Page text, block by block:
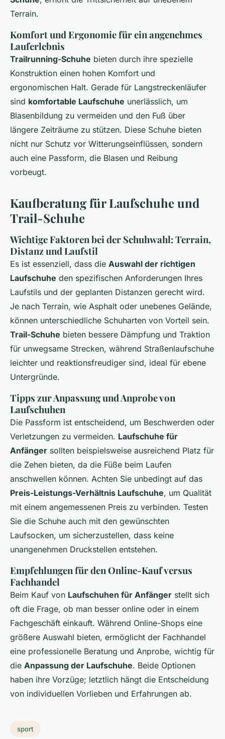
Terrain.
Komfort und Ergonomie für ein angenehmes
Lauferlebnis
Trailrunning-Schuhe bieten durch ihre spezielle
Konstruktion einen hohen Komfort und
ergonomischen Halt. Gerade für Langstreckenläufer
sind komfortable Laufschuhe unerlässlich, um
Blasenbildung zu vermeiden und den Fuß über
längere Zeiträume zu stützen. Diese Schuhe bieten
nicht nur Schutz vor Witterungseinflüssen, sondern
auch eine Passform, die Blasen und Reibung
vorbeugt.
Kaufberatung für Laufschuhe und
Trail-Schuhe
Wichtige Faktoren bei der Schuhwahl: Terrain,
Distanz und Laufstil
Es ist essenziell, dass die Auswahl der richtigen
Laufschuhe den spezifischen Anforderungen Ihres
Laufstils und der geplanten Distanzen gerecht wird.
Je nach Terrain, wie Asphalt oder unebenes Gelände,
können unterschiedliche Schuharten von Vorteil sein.
Trail-Schuhe bieten bessere Dämpfung und Traktion
für unwegsame Strecken, während Straßenlaufschuhe
leichter und reaktionsfreudiger sind, ideal für ebene
Untergründe.
Tipps zur Anpassung und Anprobe von
Laufschuhen
Die Passform ist entscheidend, um Beschwerden oder
Verletzungen zu vermeiden. Laufschuhe für
Anfänger sollten beispielsweise ausreichend Platz für
die Zehen bieten, da die Füße beim Laufen
anschwellen können. Achten Sie unbedingt auf das
Preis-Leistungs-Verhältnis Laufschuhe, um Qualität
mit einem angemessenen Preis zu verbinden. Testen
Sie die Schuhe auch mit den gewünschten
Laufsocken, um sicherzustellen, dass keine
unangenehmen Druckstellen entstehen.
Empfehlungen für den Online-Kauf versus
Fachhandel
Beim Kauf von Laufschuhen für Anfänger stellt sich
oft die Frage, ob man besser online oder in einem
Fachgeschäft einkauft. Während Online-Shops eine
größere Auswahl bieten, ermöglicht der Fachhandel
eine professionelle Beratung und Anprobe, wichtig für
die Anpassung der Laufschuhe. Beide Optionen
haben ihre Vorzüge; letztlich hängt die Entscheidung
von individuellen Vorlieben und Erfahrungen ab.
sport